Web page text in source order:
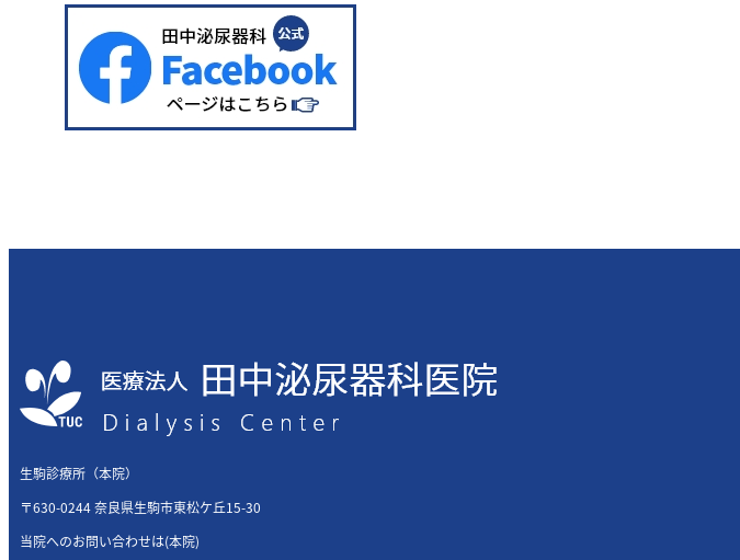
生駒診療所（本院）
〒630-0244 奈良県生駒市東松ケ丘15-30
当院へのお問い合わせは(本院)